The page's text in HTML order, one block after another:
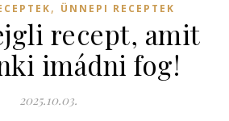
, ÜNNEPI RECEPTEK
recept, amit
imádni fog!
2025.10.03.